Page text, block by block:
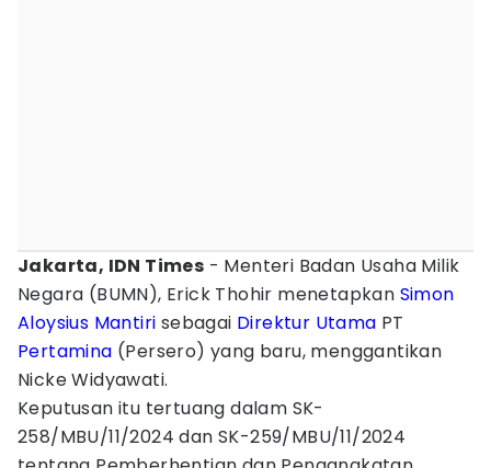
Jakarta, IDN Times - Menteri Badan Usaha Milik
Negara (BUMN), Erick Thohir menetapkan Simon
Aloysius Mantiri sebagai Direktur Utama PT
Pertamina (Persero) yang baru, menggantikan
Nicke Widyawati.
Keputusan itu tertuang dalam SK-
258/MBU/11/2024 dan SK-259/MBU/11/2024